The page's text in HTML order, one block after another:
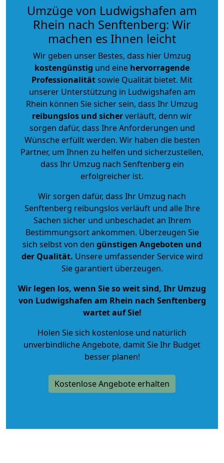
Umzüge von Ludwigshafen am
Rhein nach Senftenberg: Wir
machen es Ihnen leicht
Wir geben unser Bestes, dass hier Umzug
kostengünstig und eine hervorragende
Professionalitätsowie Qualität bietet. Mit
unserer Unterstützung in Ludwigshafen am
Rhein können Sie sicher sein, dass Ihr Umzug
reibungslos und sicherverläuft, denn wir
sorgen dafür, dass Ihre Anforderungen und
Wünsche erfüllt werden. Wir haben die besten
Partner, um Ihnen zu helfen und sicherzustellen,
dass Ihr Umzug nach Senftenberg ein
erfolgreicher ist.
Wir sorgen dafür, dass Ihr Umzug nach
Senftenberg reibungslos verläuft und alle Ihre
Sachen sicher und unbeschadet an Ihrem
Bestimmungsort ankommen. Überzeugen Sie
sich selbst von den günstigen Angeboten und
der Qualität. Unsere umfassender Service wird
Sie garantiert überzeugen.
Wir legen los, wenn Sie so weit sind, Ihr Umzug
von Ludwigshafen am Rhein nach Senftenberg
wartet auf Sie!
Holen Sie sich kostenlose und natürlich
unverbindliche Angebote, damit Sie Ihr Budget
besser planen!
Kostenlose Angebote erhalten